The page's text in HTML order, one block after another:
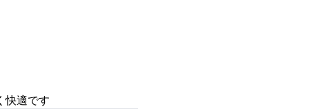
快適です